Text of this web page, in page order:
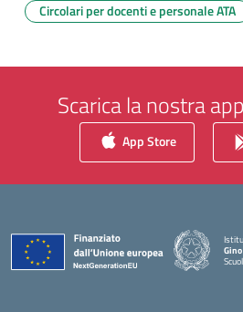
Circolari per docenti e personale ATA
Scarica la nostra
App Store